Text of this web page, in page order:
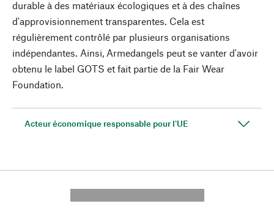
durable à des matériaux écologiques et à des chaînes
d'approvisionnement transparentes. Cela est
régulièrement contrôlé par plusieurs organisations
indépendantes. Ainsi, Armedangels peut se vanter d'avoir
obtenu le label GOTS et fait partie de la Fair Wear
Foundation.
Acteur économique responsable pour l'UE